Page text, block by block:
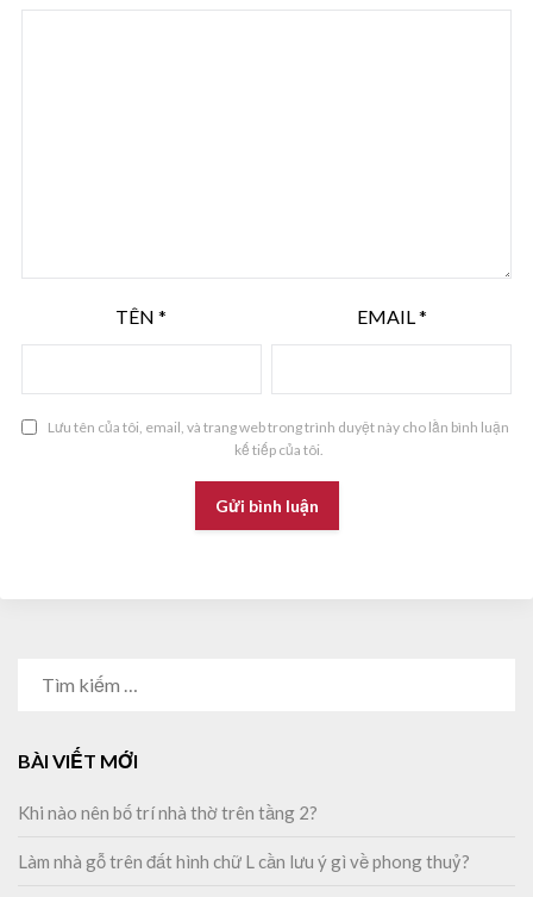
TÊN* EMAIL *
Lưu tên của tôi, email, và trang web trong trình duyệt này cho lần bình luận
kế tiếp của tôi.
BÀI VIẾT MỚI
Khi nào nên bố trí nhà thờ trên tầng 2?
Làm nhà gỗ trên đất hình chữ L cần lưu ý gì về phong thuỷ?